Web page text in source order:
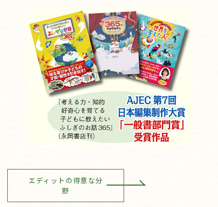
エディットの得意な分
野